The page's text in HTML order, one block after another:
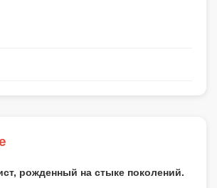
рожденный на стыке поколений.